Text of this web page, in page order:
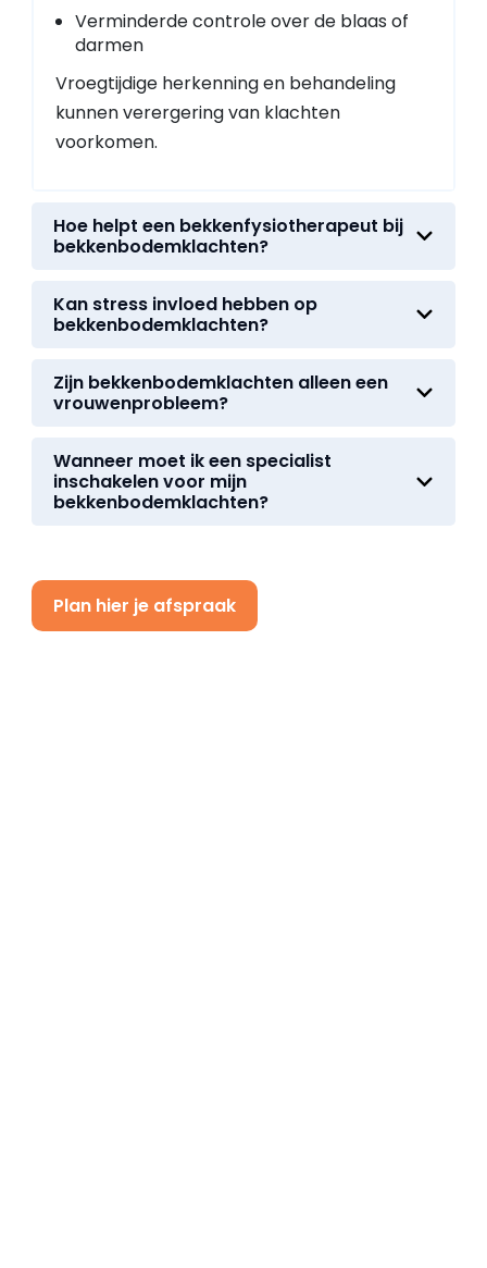
Verminderde controle over de blaas of
darmen
Vroegtijdige herkenning en behandeling
kunnen verergering van klachten
voorkomen.
Hoe helpt een bekkenfysiotherapeut bij
bekkenbodemklachten?
Kan stress invloed hebben op
bekkenbodemklachten?
Zijn bekkenbodemklachten alleen een
vrouwenprobleem?
Wanneer moet ik een specialist
inschakelen voor mijn
bekkenbodemklachten?
Plan hier je afspraak